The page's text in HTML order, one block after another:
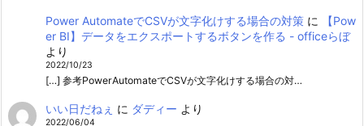
Power AutomateでCSVが文字化けする場合の対策に
【Pow
er BI】データをエクスポートするボタンを作る - officeらぼ
より
2022/10/23
[…] 参考PowerAutomateでCSVが文字化けする場合の対…
いい日だねぇ に ダディー より
2022/06/04